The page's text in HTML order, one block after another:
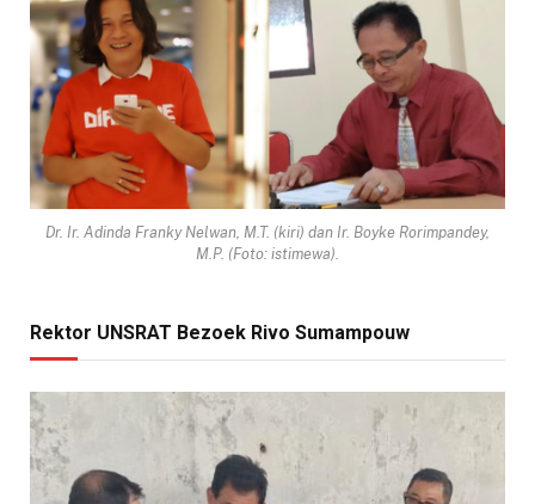
Dr. Ir. Adinda Franky Nelwan, M.T. (kiri) dan Ir. Boyke Rorimpandey,
M.P. (Foto: istimewa).
Rektor UNSRAT Bezoek Rivo Sumampouw